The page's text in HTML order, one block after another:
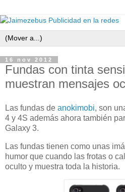
16 nov 2012
Fundas con tinta
muestran mensajes
Las fundas de anokimobi, son
4 y 4S además ahora también
Galaxy 3.
Las fundas tienen como unas
humor que cuando las frotas o
oculto y muestra toda la historia.